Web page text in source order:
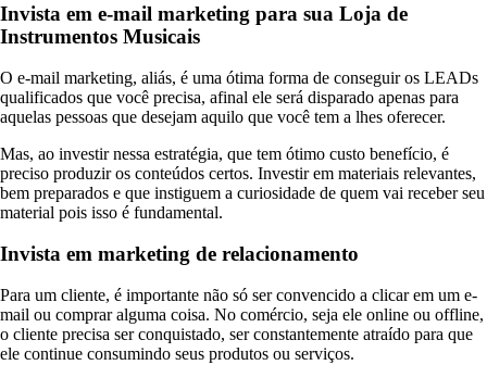
Invista em e-mail marketing para sua Loja de
Instrumentos Musicais
O e-mail marketing, aliás, é uma ótima forma de conseguir os LEADs
qualificados que você precisa, afinal ele será disparado apenas para
aquelas pessoas que desejam aquilo que você tem a lhes oferecer.
Mas, ao investir nessa estratégia, que tem ótimo custo benefício, é
preciso produzir os conteúdos certos. Investir em materiais relevantes,
bem preparados e que instiguem a curiosidade de quem vai receber seu
material pois isso é fundamental.
Invista em marketing de relacionamento
Para um cliente, é importante não só ser convencido a clicar em um e-
mail ou comprar alguma coisa. No comércio, seja ele online ou offline,
o cliente precisa ser conquistado, ser constantemente atraído para que
ele continue consumindo seus produtos ou serviços.